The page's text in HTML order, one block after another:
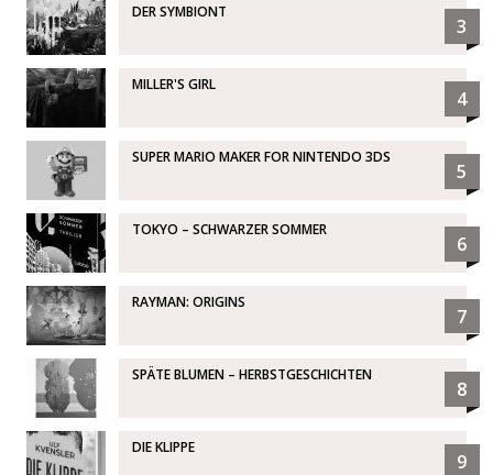
DER SYMBIONT
3
MILLER'S GIRL
4
SUPER MARIO MAKER FOR NINTENDO 3DS
5
TOKYO – SCHWARZER SOMMER
6
RAYMAN: ORIGINS
7
SPÄTE BLUMEN – HERBSTGESCHICHTEN
8
DIE KLIPPE
9